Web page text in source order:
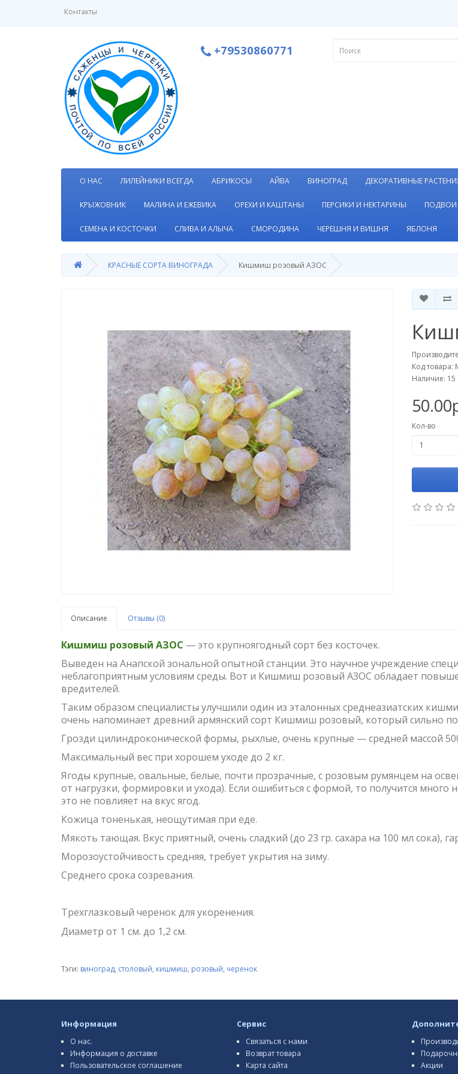
Контакты
+79530860771
О НАС ЛИЛЕЙНИКИ ВСЕГДА АБРИКОСЫ АЙВА ВИНОГРАД ДЕКОРАТИВНЫЕ
КРЫЖОВНИК МАЛИНА И ЕЖЕВИКА ОРЕХИ И КАШТАНЫ ПЕРСИКИ И НЕКТАРИНЫ ПОДВОИ
СЕМЕНА И КОСТОЧКИ СЛИВА И АЛЫЧА СМОРОДИНА ЧЕРЕШНЯ И ВИШНЯ ЯБЛОНЯ
КРАСНЫЕ СОРТА ВИНОГРАДА Кишмиш розовый АЗОС
Код товара:
Наличие: 15
Кол-во
Описание Отзывы (0)
Кишмиш розовый АЗОС — это крупноягодный сорт без косточек.
Выведен на Анапской зональной опытной станции. Это научное учреждение
неблагоприятным условиям среды. Вот и Кишмиш розовый АЗОС обладает
вредителей.
Таким образом специалисты улучшили один из эталонных среднеазиатских
очень напоминает древний армянский сорт Кишмиш розовый, который сильно
Грозди цилиндроконической формы, рыхлые, очень крупные — средней массой
Максимальный вес при хорошем уходе до 2 кг.
Ягоды крупные, овальные, белые, почти прозрачные, с розовым румянцем на
от нагрузки, формировки и ухода). Если ошибиться с формой, то получится
это не повлияет на вкус ягод.
Кожица тоненькая, неощутимая при еде.
Мякоть тающая. Вкус приятный, очень сладкий (до 23 гр. сахара на 100 мл сока),
Морозоустойчивость средняя, требует укрытия на зиму.
Среднего срока созревания.
Трехглазковый черенок для укоренения.
Диаметр от 1 см. до 1,2 см.
Тэги: виноград, столовый, кишмиш, розовый, черенок
Информация
О нас.
Информация о доставке
Пользовательское соглашение
Сервис
Связаться с нами
Возврат товара
Карта сайта
Акции